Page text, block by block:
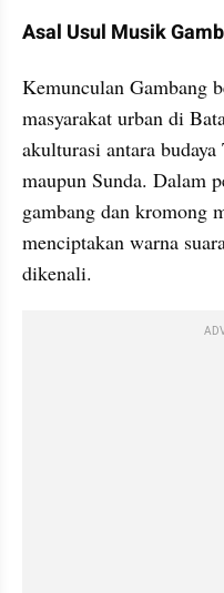
Asal Usul Musik
Kemunculan Gambang
masyarakat urban di
akulturasi antara
maupun Sunda. Dalam
gambang dan kromong
menciptakan warna
dikenali.